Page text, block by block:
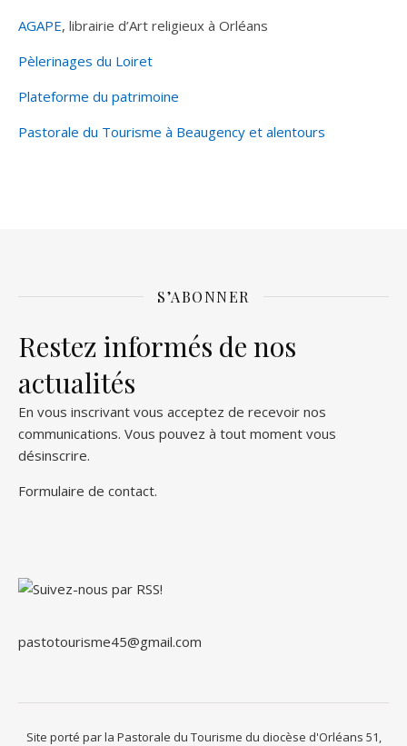
AGAPE, librairie d’Art religieux à Orléans
Pèlerinages du Loiret
Plateforme du patrimoine
Pastorale du Tourisme à Beaugency et alentours
S’ABONNER
Restez informés de nos
actualités
En vous inscrivant vous acceptez de recevoir nos
communications. Vous pouvez à tout moment vous
désinscrire.
Formulaire de contact.
pastotourisme45@gmail.com
Site porté par la Pastorale du Tourisme du diocèse d'Orléans 51,